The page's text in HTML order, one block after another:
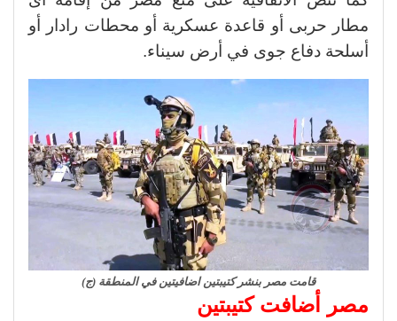
مطار حربى أو قاعدة عسكرية أو محطات رادار أو
أسلحة دفاع جوى في أرض سيناء.
قامت مصر بنشر كتيبتين اضافيتين في المنطقة (ج)
مصر أضافت كتيبتين